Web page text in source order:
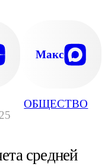
ОБЩЕСТВО
Макс
средней